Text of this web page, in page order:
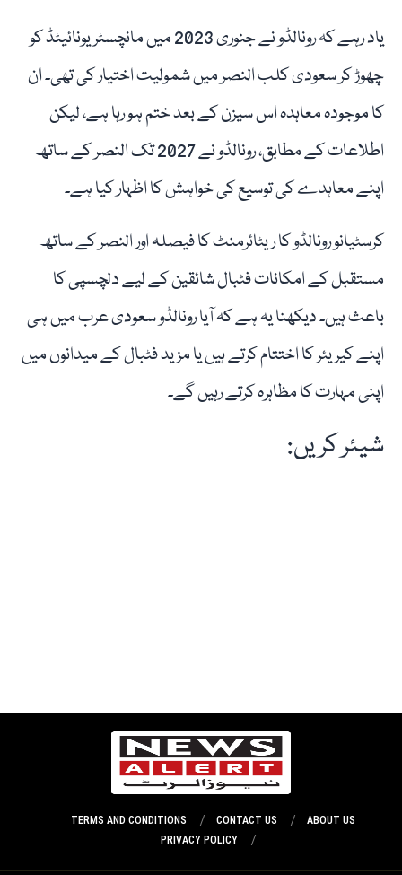
یاد رہے کہ رونالڈو نے جنوری 2023 میں مانچسٹر یونائیٹڈ کو
چھوڑ کر سعودی کلب النصر میں شمولیت اختیار کی تھی۔ ان
کا موجودہ معاہدہ اس سیزن کے بعد ختم ہو رہا ہے، لیکن
اطلاعات کے مطابق، رونالڈو نے 2027 تک النصر کے ساتھ
اپنے معاہدے کی توسیع کی خواہش کا اظہار کیا ہے۔
کرسٹیانو رونالڈو کا ریٹائرمنٹ کا فیصلہ اور النصر کے ساتھ
مستقبل کے امکانات فٹبال شائقین کے لیے دلچسپی کا
باعث ہیں۔ دیکھنا یہ ہے کہ آیا رونالڈو سعودی عرب میں ہی
اپنے کیریئر کا اختتام کرتے ہیں یا مزید فٹبال کے میدانوں میں
اپنی مہارت کا مظاہرہ کرتے رہیں گے۔
شیئر کریں:
ABOUT US
CONTACT US
TERMS AND CONDITIONS
PRIVACY POLICY